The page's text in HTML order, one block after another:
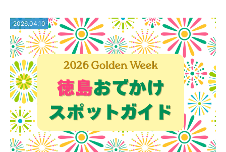
2026.04.10